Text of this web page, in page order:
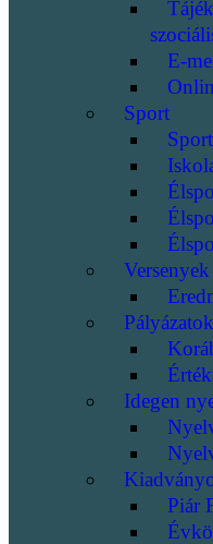
E-
Sport
Versenyek
Pályázatok
Idegen
Piár